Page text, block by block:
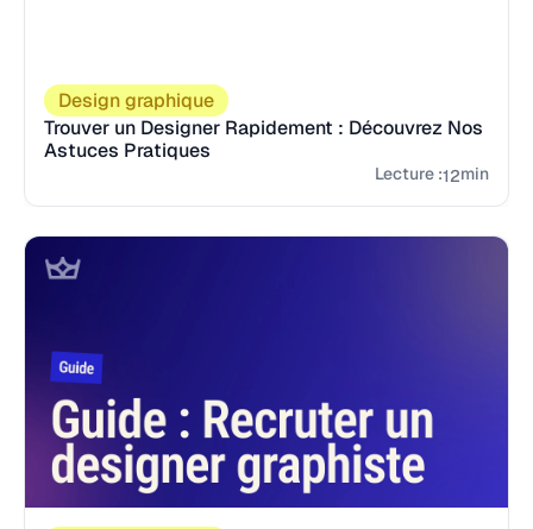
Design graphique
Trouver un Designer Rapidement : Découvrez Nos
Astuces Pratiques
Lecture :12min